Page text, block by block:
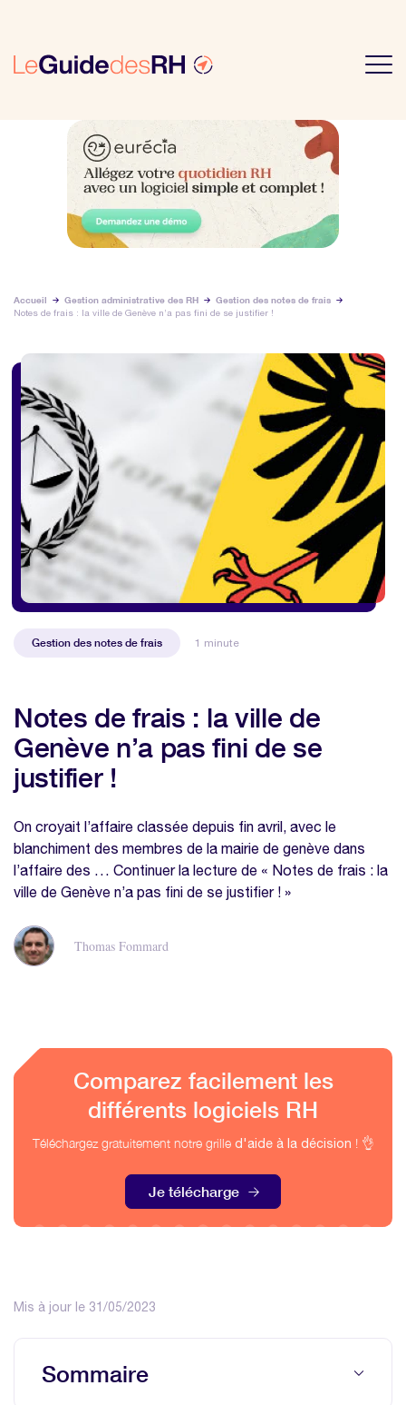
Accueil Gestion administrative des RH
Gestion des notes de frais
Notes de frais : la ville de Genève n’a pas fini de se justifier !
Gestion des notes de frais 1 minute
Notes de frais : la ville de
Genève n’a pas fini de se
justifier !
On croyait l’affaire classée depuis fin avril, avec le
blanchiment des membres de la mairie de genève dans
l’affaire des … Continuer la lecture de « Notes de frais : la
ville de Genève n’a pas fini de se justifier ! »
Thomas Fommard
Mis à jour le 31/05/2023
Sommaire
Comparez facilement les
différents logiciels RH
Téléchargez gratuitement notre grille d'aide à la décision ! 👌
Je télécharge